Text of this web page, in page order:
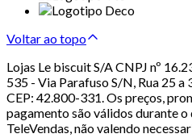
Voltar ao topo
Lojas Le biscuit S/A CNPJ nº
535 - Via Parafuso S/N, Rua 25
CEP: 42.800-331. Os preços,
pagamento são válidos durante o
TeleVendas, não valendo